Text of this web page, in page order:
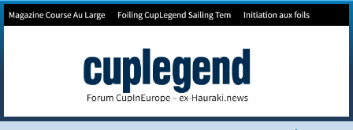
Forum de Cup In Europe